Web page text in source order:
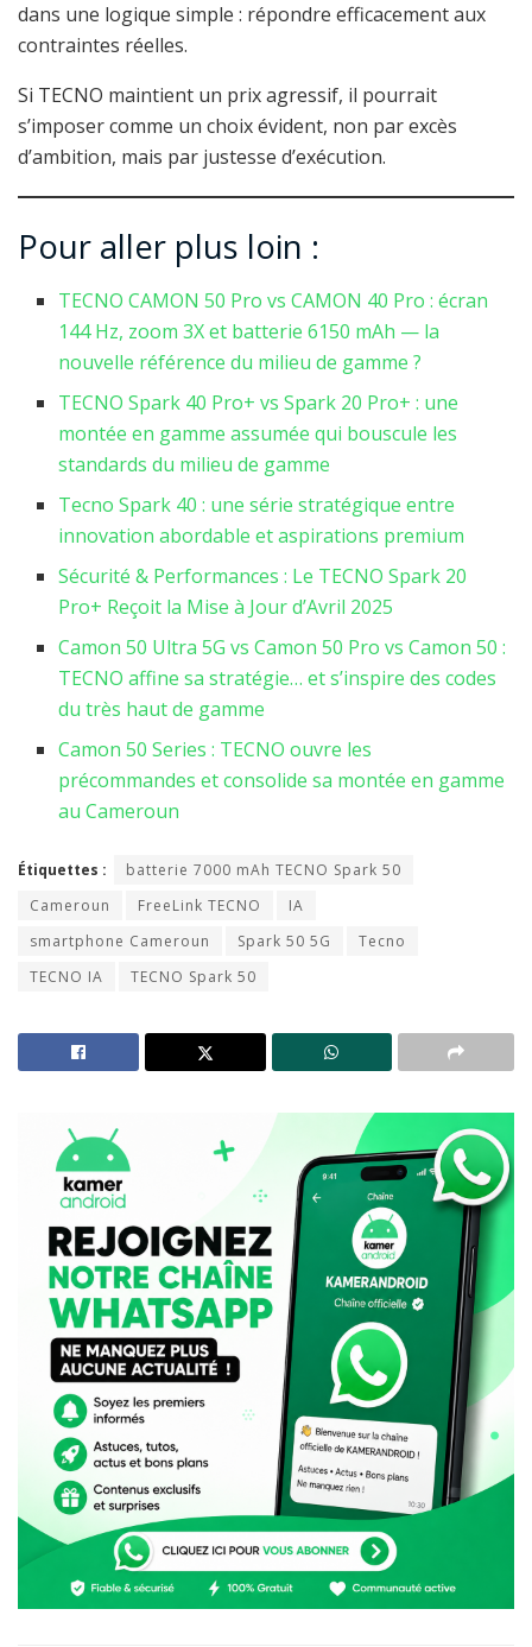
dans une logique simple : répondre efficacement aux
contraintes réelles.
Si TECNO maintient un prix agressif, il pourrait
s’imposer comme un choix évident, non par excès
d’ambition, mais par justesse d’exécution.
Pour aller plus loin :
TECNO CAMON 50 Pro vs CAMON 40 Pro : écran
144 Hz, zoom 3X et batterie 6150 mAh — la
nouvelle référence du milieu de gamme ?
TECNO Spark 40 Pro+ vs Spark 20 Pro+ : une
montée en gamme assumée qui bouscule les
standards du milieu de gamme
Tecno Spark 40 : une série stratégique entre
innovation abordable et aspirations premium
Sécurité & Performances : Le TECNO Spark 20
Pro+ Reçoit la Mise à Jour d’Avril 2025
Camon 50 Ultra 5G vs Camon 50 Pro vs Camon 50 :
TECNO affine sa stratégie… et s’inspire des codes
du très haut de gamme
Camon 50 Series : TECNO ouvre les
précommandes et consolide sa montée en gamme
au Cameroun
Étiquettes :
batterie 7000 mAh TECNO Spark 50
Cameroun
FreeLink TECNO
IA
smartphone Cameroun
Spark 50 5G
Tecno
TECNO IA
TECNO Spark 50